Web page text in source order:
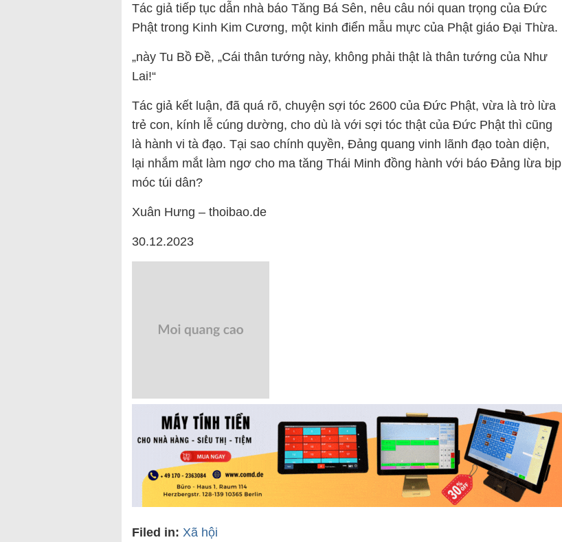
Tác giả tiếp tục dẫn nhà báo Tăng Bá Sên, nêu câu nói quan trọng của Đức
Phật trong Kinh Kim Cương, một kinh điển mẫu mực của Phật giáo Đại Thừa.
„này Tu Bồ Đề, „Cái thân tướng này, không phải thật là thân tướng của Như
Lai!“
Tác giả kết luận, đã quá rõ, chuyện sợi tóc 2600 của Đức Phật, vừa là trò lừa
trẻ con, kính lễ cúng dường, cho dù là với sợi tóc thật của Đức Phật thì cũng
là hành vi tà đạo. Tại sao chính quyền, Đảng quang vinh lãnh đạo toàn diện,
lại nhắm mắt làm ngơ cho ma tăng Thái Minh đồng hành với báo Đảng lừa bịp
móc túi dân?
Xuân Hưng – thoibao.de
30.12.2023
Filed in: Xã hội